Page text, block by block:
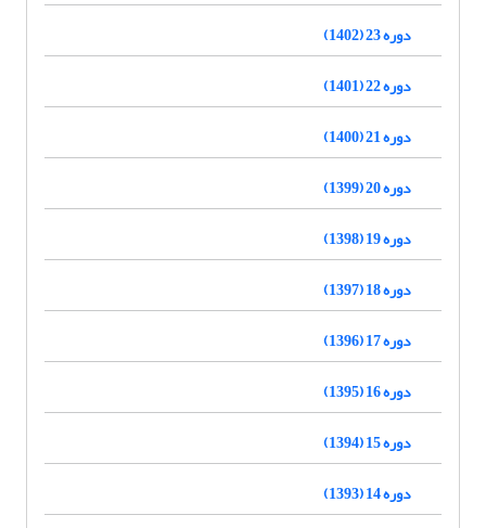
دوره 23 (1402)
دوره 22 (1401)
دوره 21 (1400)
دوره 20 (1399)
دوره 19 (1398)
دوره 18 (1397)
دوره 17 (1396)
دوره 16 (1395)
دوره 15 (1394)
دوره 14 (1393)